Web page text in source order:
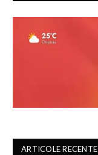
ARTICOLE RECENTE